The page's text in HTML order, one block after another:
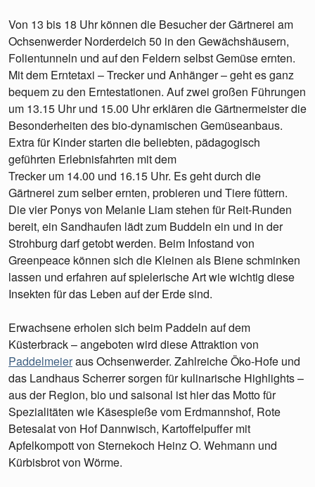
Von 13 bis 18 Uhr können die Besucher der Gärtnerei am
Ochsenwerder Norderdeich 50 in den Gewächshäusern,
Folientunneln und auf den Feldern selbst Gemüse ernten.
Mit dem Erntetaxi – Trecker und Anhänger – geht es ganz
bequem zu den Erntestationen. Auf zwei großen Führungen
um 13.15 Uhr und 15.00 Uhr erklären die Gärtnermeister die
Besonderheiten des bio-dynamischen Gemüseanbaus.
Extra für Kinder starten die beliebten, pädagogisch
geführten Erlebnisfahrten mit dem
Trecker um 14.00 und 16.15 Uhr. Es geht durch die
Gärtnerei zum selber ernten, probieren und Tiere füttern.
Die vier Ponys von Melanie Liam stehen für Reit-Runden
bereit, ein Sandhaufen lädt zum Buddeln ein und in der
Strohburg darf getobt werden. Beim Infostand von
Greenpeace können sich die Kleinen als Biene schminken
lassen und erfahren auf spielerische Art wie wichtig diese
Insekten für das Leben auf der Erde sind.
Erwachsene erholen sich beim Paddeln auf dem
Küsterbrack – angeboten wird diese Attraktion von
Paddelmeieraus Ochsenwerder. Zahlreiche Öko-Hofe und
das Landhaus Scherrer sorgen für kulinarische Highlights –
aus der Region, bio und saisonal ist hier das Motto für
Spezialitäten wie Käsespieße vom Erdmannshof, Rote
Betesalat von Hof Dannwisch, Kartoffelpuffer mit
Apfelkompott von Sternekoch Heinz O. Wehmann und
Kürbisbrot von Wörme.